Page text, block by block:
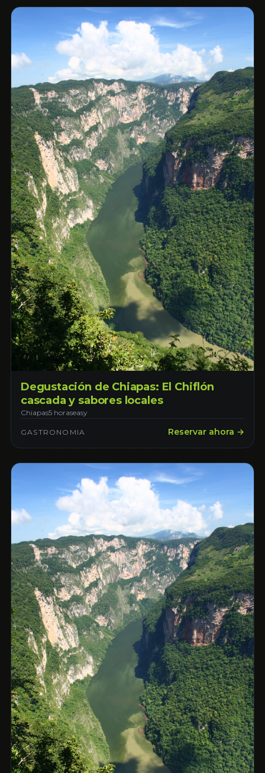
Degustación de Chiapas: El Chiflón
cascada y sabores locales
Chiapas5 horaseasy
GASTRONOMIA Reservar ahora →